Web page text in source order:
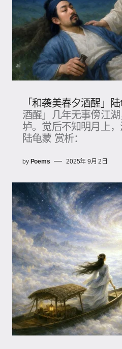
「和袭美春夕酒醒」
酒醒」几年无事傍江
垆。觉后不知明月上，
陆龟蒙 赏析：
by Poems 2025年 9月 2日